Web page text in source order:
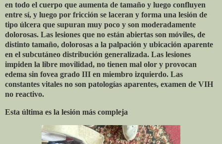
en todo el cuerpo que aumenta de tamaño y luego confluyen
entre sí, y luego por fricción se laceran y forma una lesión de
tipo úlcera que supuran muy poco y son moderadamente
dolorosas. Las lesiones que no están abiertas son móviles, de
distinto tamaño, dolorosas a la palpación y ubicación aparente
en el subcutáneo distribución generalizada. Las lesiones
impiden la libre movilidad, no tienen mal olor y provocan
edema sin fovea grado III en miembro izquierdo. Las
constantes vitales no son patologías aparentes, examen de VIH
no reactivo.
Esta última es la lesión más compleja